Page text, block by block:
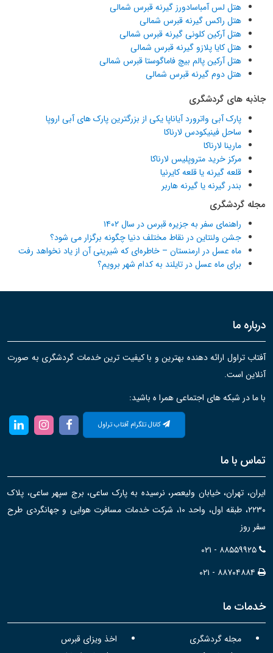
هتل لس آمباسادورز گیرنه قبرس شمالی
هتل راکس گیرنه قبرس شمالی
هتل آرکین کلونی گیرنه قبرس شمالی
هتل کایا پلازو گیرنه قبرس شمالی
هتل آرکین پالم بیچ فاماگوستا قبرس شمالی
هتل دوم گیرنه قبرس شمالی
جاذبه های گردشگری
پارک آبی واترورد آیاناپا یکی از بزرگترین پارک های آبی اروپا
ساحل فینیکودس لارناکا
مارینا لارناکا
مرکز خرید متروپلیس لارناکا
قلعه گیرنه یا قلعه کایرنیا
بندر گیرنه یا گیرنه هاربر
مجله گردشگری
راهنمای سفر به جزیره قبرس در سال ۱۴۰۲
جشن ولنتاین در نقاط مختلف دنیا چگونه برگزار می شود؟
ماه عسل در ارمنستان – خاطره‌ای که شیرینی آن از یاد نخواهد رفت
برای ماه عسل در تایلند به کدام شهر برویم؟
درباره ما
آفتاب تراول ارائه دهنده بهترین و با کیفیت ترین خدمات گردشگری به صورت
آنلاین است.
با ما در شبکه های اجتماعی همرا ه باشید:
کانال تلگرام آفتاب تراول
تماس با ما
ایران، تهران، خیابان ولیعصر، نرسیده به پارک ساعی، برج سپهر ساعی، پلاک
۲۲۳۰، طبقه اول، واحد ۱۰، شرکت خدمات مسافرت هوایی و جهانگردی طرح
سفر روز
۰۲۱ - ۸۸۵۵۹۹۲۵
۰۲۱ - ۸۸۷۰۴۸۸۴
خدمات ما
مجله گردشگری
اخذ ویزای قبرس